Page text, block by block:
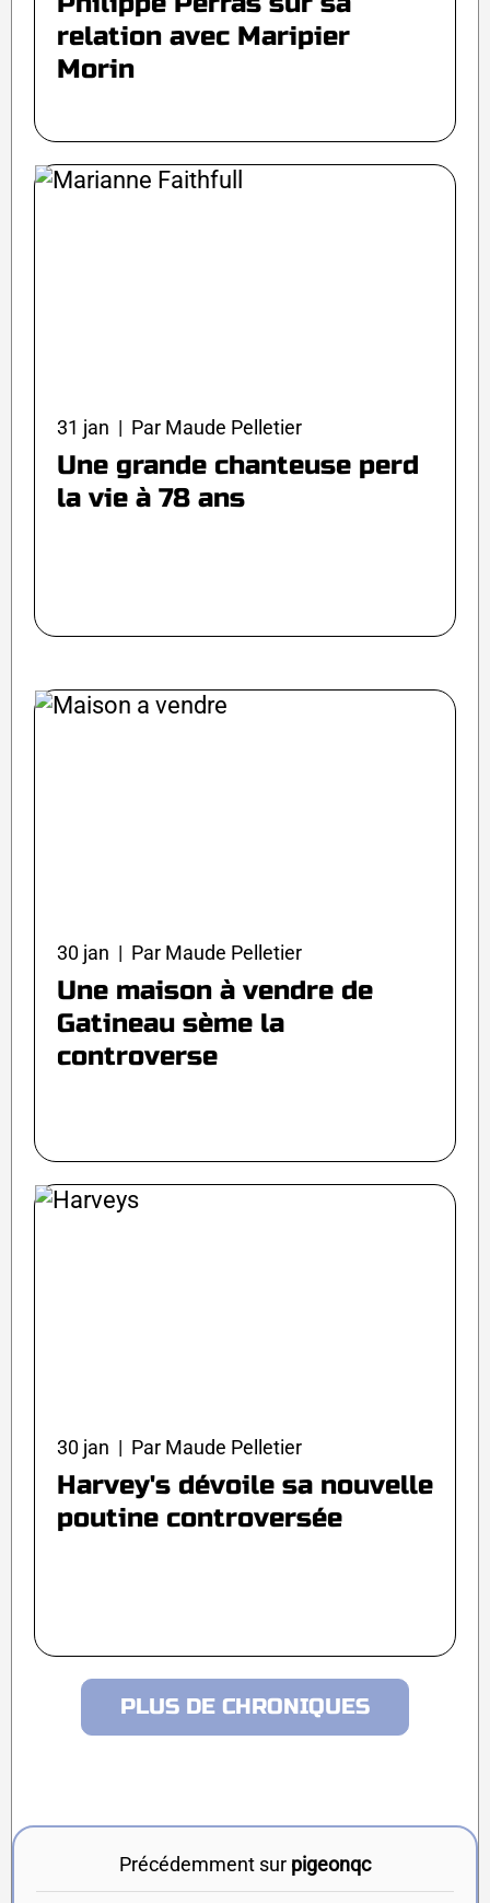
relation avec Maripier
Morin
31 jan | Par Maude Pelletier
Une grande chanteuse perd
la vie à 78 ans
30 jan | Par Maude Pelletier
Une maison à vendre de
Gatineau sème la
controverse
30 jan | Par Maude Pelletier
Harvey's dévoile sa nouvelle
poutine controversée
PLUS DE CHRONIQUES
Précédemment sur pigeonqc